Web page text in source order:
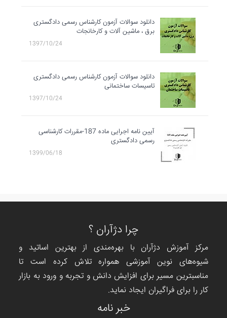
دانلود سوالات آزمون کارشناس رسمی دادگستری
برق ، ماشین آلات و کارخانجات
1397/10/24
دانلود سوالات آزمون کارشناس رسمی دادگستری
تاسیسات ساختمانی
1397/10/24
آیین نامه اجرایی ماده 187-مقررات کارشناسی
رسمی دادگستری
1399/06/18
چرا دژآران ؟
مرکز آموزش دژآران با بهره‌مندی از بهترین اساتید و
شیوه‌های نوین آموزشی همواره تلاش کرده است تا
مناسبترین مسیر برای افزایش دانش و تجربه و ورود به بازار
کار را برای فراگیران ایجاد نماید.
خبر نامه